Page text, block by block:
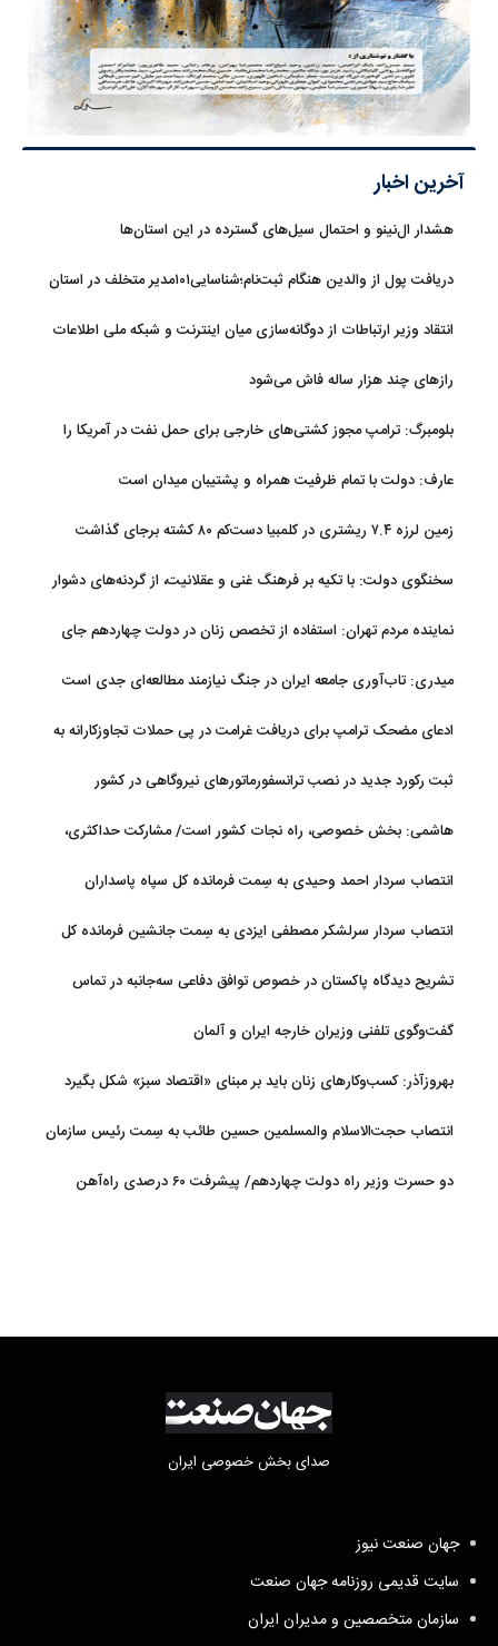
آخرین اخبار
هشدار ال‌نینو و احتمال سیل‌های گسترده در این استان‌ها
دریافت پول از والدین هنگام ثبت‌نام؛شناسایی۱۰۱مدیر متخلف در استان
انتقاد وزیر ارتباطات از دوگانه‌سازی میان اینترنت و شبکه ملی اطلاعات
رازهای چند هزار ساله فاش می‌شود
بلومبرگ: ترامپ مجوز کشتی‌های خارجی برای حمل نفت در آمریکا را
عارف: دولت با تمام ظرفیت همراه و پشتیبان میدان است
زمین لرزه ۷.۴ ریشتری در کلمبیا دست‌کم ۸۰ کشته برجای گذاشت
سخنگوی دولت: با تکیه بر فرهنگ غنی و عقلانیت، از گردنه‌های دشوار
نماینده مردم تهران: استفاده از تخصص زنان در دولت چهاردهم جای
میدری: تاب‌آوری جامعه ایران در جنگ نیازمند مطالعه‌ای جدی است
ادعای مضحک ترامپ برای دریافت غرامت در پی حملات تجاوزکارانه به
ثبت رکورد جدید در نصب ترانسفورماتورهای نیروگاهی در کشور
هاشمی: بخش خصوصی، راه نجات کشور است/ مشارکت حداکثری،
انتصاب سردار احمد وحیدی به سِمت فرمانده کل سپاه پاسداران
انتصاب سردار سرلشکر مصطفی ایزدی به سِمت جانشین فرمانده کل
تشریح دیدگاه پاکستان در خصوص توافق دفاعی سه‌جانبه در تماس
گفت‌وگوی تلفنی وزیران خارجه ایران و آلمان
بهروزآذر: کسب‌وکارهای زنان باید بر مبنای «اقتصاد سبز» شکل بگیرد
انتصاب حجت‌الاسلام ‌والمسلمین حسین طائب به سِمت رئیس سازمان
دو حسرت وزیر راه دولت چهاردهم/ پیشرفت ۶۰ درصدی راه‌آهن
صدای بخش خصوصی ایران
جهان صنعت نیوز
سایت قدیمی روزنامه جهان صنعت
سازمان متخصصین و مدیران ایران